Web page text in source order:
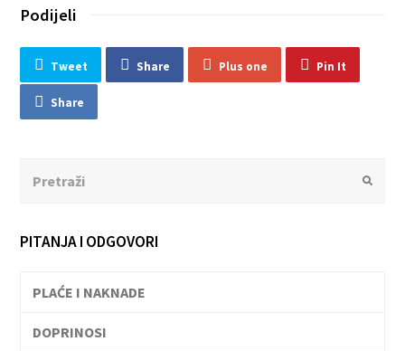
Podijeli
Tweet Share Plus one Pin It
Share
Submit
PITANJA I ODGOVORI
PLAĆE I NAKNADE
DOPRINOSI